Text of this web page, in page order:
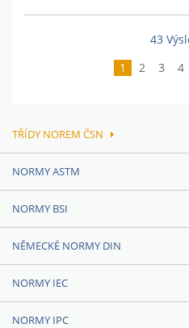
43
1
2 3 4
TŘÍDY NOREM ČSN
NORMY ASTM
NORMY BSI
NĚMECKÉ NORMY DIN
NORMY IEC
NORMY IPC